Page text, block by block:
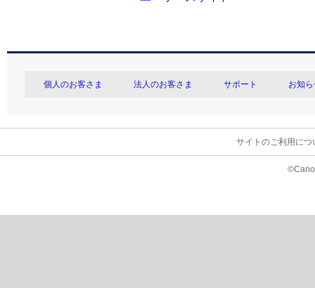
個人のお客さま 法人のお客さま サポート お知
サイトのご利用につ